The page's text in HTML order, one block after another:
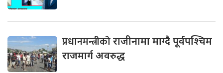
प्रधानमन्त्रीकोराजीनामा माग्दै पूर्वपश्चिम
राजमार्ग अवरुद्ध